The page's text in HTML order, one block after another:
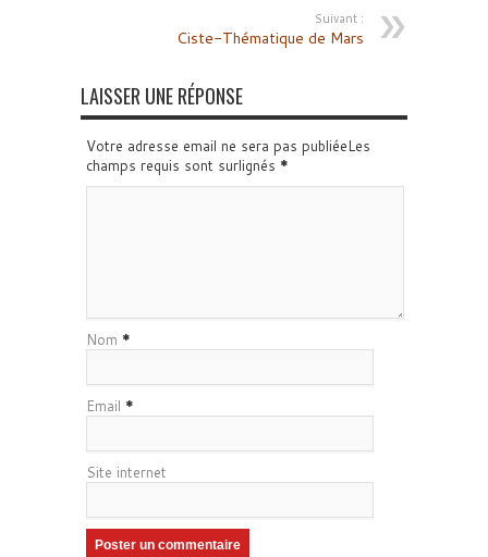
Suivant :
Ciste-Thématique de Mars
LAISSER UNE RÉPONSE
Votre adresse email ne sera pas publiéeLes
champs requis sont surlignés *
Nom *
Email *
Site internet